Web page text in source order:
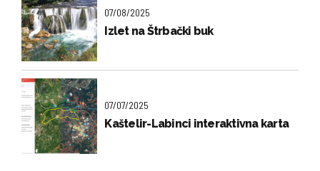
07/08/2025
Izlet na Štrbački buk
07/07/2025
Kaštelir-Labinci interaktivna karta